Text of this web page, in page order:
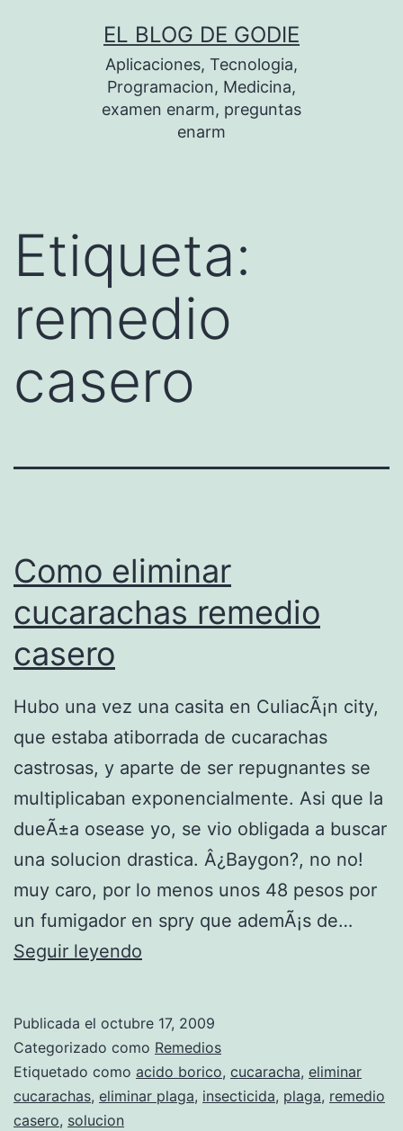
EL BLOG DE GODIE
Aplicaciones, Tecnologia,
Programacion, Medicina,
examen enarm, preguntas
enarm
Etiqueta:
remedio
casero
Como eliminar
cucarachas remedio
casero
Hubo una vez una casita en CuliacÃ¡n city,
que estaba atiborrada de cucarachas
castrosas, y aparte de ser repugnantes se
multiplicaban exponencialmente. Asi que la
dueÃ±a osease yo, se vio obligada a buscar
una solucion drastica. Â¿Baygon?, no no!
muy caro, por lo menos unos 48 pesos por
un fumigador en spry que ademÃ¡s de…
Seguir leyendo
o
e
l
Publicada el octubre 17, 2009
Categorizado como Remedios
Etiquetado como acido borico, cucaracha, eliminar
cucarachas, eliminar plaga, insecticida, plaga, remedio
casero, solucion